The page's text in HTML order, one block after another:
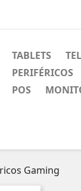
TABLETS
PERIFÉRICOS
POS
Gaming